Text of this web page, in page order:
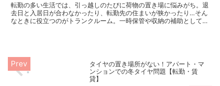
転勤の多い生活では、引っ越しのたびに荷物の置き場に悩みがち。退
去日と入居日が合わなかったり、転勤先の住まいが狭かったり…そん
なときに役立つのがトランクルーム。一時保管や収納の補助として使
タイヤの置き場所がない！アパート・マ
ンションでの冬タイヤ問題【転勤・賃
貸】